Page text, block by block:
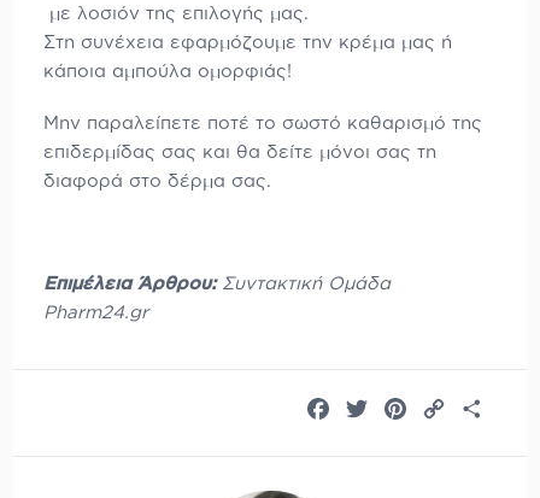
με λοσιόν της επιλογής μας.
Στη συνέχεια εφαρμόζουμε την κρέμα μας ή
κάποια αμπούλα ομορφιάς!
Μην παραλείπετε ποτέ το σωστό καθαρισμό της
επιδερμίδας σας και θα δείτε μόνοι σας τη
διαφορά στο δέρμα σας.
Επιμέλεια Άρθρου:Συντακτική Ομάδα
Pharm24.gr
Facebook
TwitterPinterest
Copy